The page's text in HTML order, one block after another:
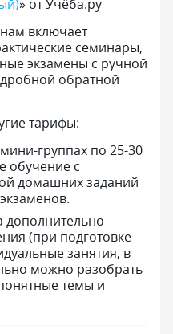
» от Учёба.ру
включает
семинары,
экзамены с ручной
обратной
тарифы:
группах по 25-30
обучение с
домашних заданий
дополнительно
(при подготовке
занятия, в
можно разобрать
темы и